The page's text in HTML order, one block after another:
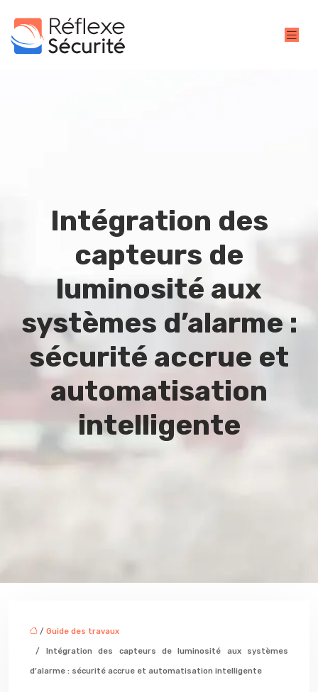
Intégration des
capteurs de
luminosité aux
systèmes d’alarme :
sécurité accrue et
automatisation
intelligente
/ Guide des travaux
/ Intégration des capteurs de luminosité aux systèmes
d’alarme : sécurité accrue et automatisation intelligente